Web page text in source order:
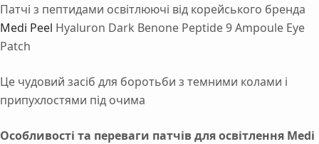
Патчі з пептидами освітлюючі від корейського бренда
Medi Peel Hyaluron Dark Benone Peptide 9 Ampoule Eye
Patch
Це чудовий засіб для боротьби з темними колами і
припухлостями під очима
Особливості та переваги патчів для освітлення Medi